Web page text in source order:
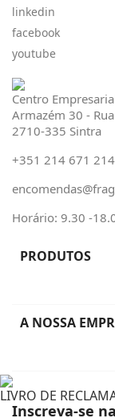
linkedin
facebook
youtube
Centro
Armazém 30 -
2710-335 Sintra
+351 214 671
Horário: 9.30 -
PRODUTOS
A NOSSA
LIVRO DE
Inscreva-se